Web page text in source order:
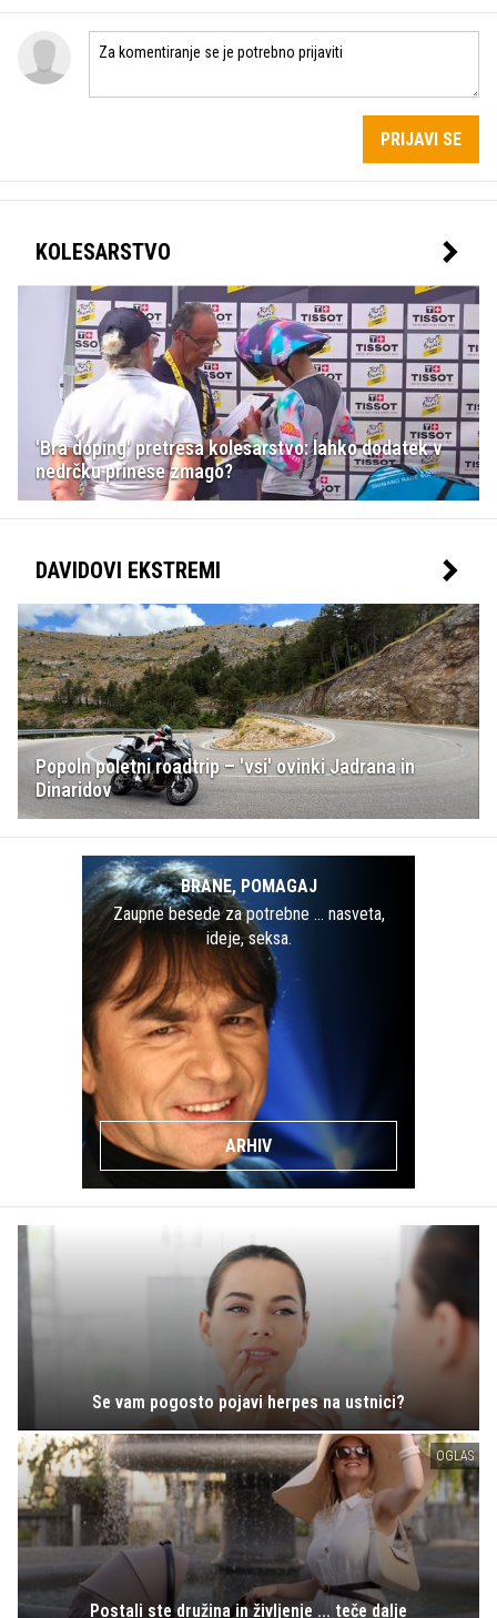
PRIJAVI SE
KOLESARSTVO
'Bra doping' pretresa kolesarstvo: lahko dodatek v
nedrčku prinese zmago?
DAVIDOVI EKSTREMI
Popoln poletni roadtrip – 'vsi' ovinki Jadrana in
Dinaridov
BRANE, POMAGAJ
Zaupne besede za potrebne … nasveta,
ideje, seksa.
ARHIV
Se vam pogosto pojavi herpes na ustnici?
OGLAS
Postali ste družina in življenje ... teče dalje